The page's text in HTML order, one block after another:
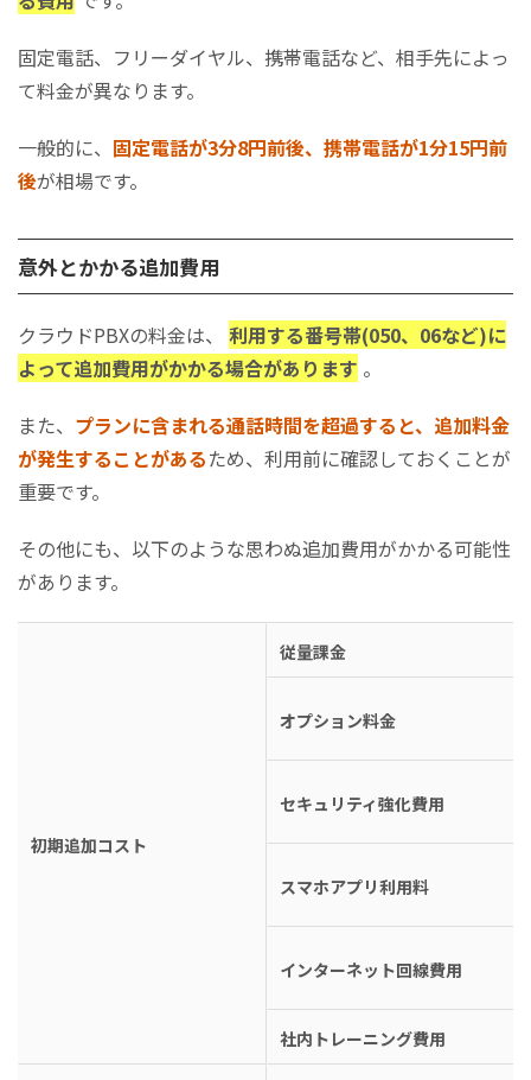
固定電話、フリーダイヤル、携帯電話など、相手先によっ
て料金が異なります。
一般的に、 固定電話が3分8円前後、携帯電話が1分15円前
後が相場です。
意外とかかる追加費用
クラウドPBXの料金は、 利用する番号帯(050、06など)に
よって追加費用がかかる場合があります 。
また、 プランに含まれる通話時間を超過すると、追加料金
が発生することがあるため、利用前に確認しておくことが
重要です。
その他にも、以下のような思わぬ追加費用がかかる可能性
があります。
初期追加コスト
従量課金
オプション料金
セキュリティ強化費用
スマホアプリ利用料
インターネット回線費用
社内トレーニング費用